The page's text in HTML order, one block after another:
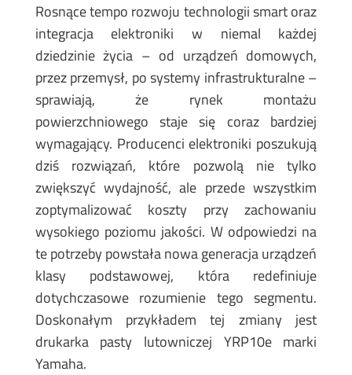
Rosnące tempo rozwoju technologii smart oraz
integracja elektroniki w niemal każdej
dziedzinie życia – od urządzeń domowych,
przez przemysł, po systemy infrastrukturalne –
sprawiają, że rynek montażu
powierzchniowego staje się coraz bardziej
wymagający. Producenci elektroniki poszukują
dziś rozwiązań, które pozwolą nie tylko
zwiększyć wydajność, ale przede wszystkim
zoptymalizować koszty przy zachowaniu
wysokiego poziomu jakości. W odpowiedzi na
te potrzeby powstała nowa generacja urządzeń
klasy podstawowej, która redefiniuje
dotychczasowe rozumienie tego segmentu.
Doskonałym przykładem tej zmiany jest
drukarka pasty lutowniczej YRP10e marki
Yamaha.